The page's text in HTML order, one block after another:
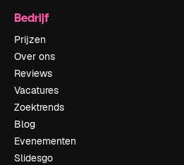
Bedrijf
Prijzen
Over ons
Reviews
Vacatures
Zoektrends
Blog
Evenementen
Slidesgo